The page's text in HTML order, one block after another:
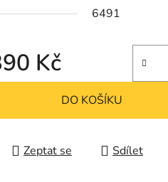
6491
Kč
DO KOŠÍKU
Zeptat se Sdílet